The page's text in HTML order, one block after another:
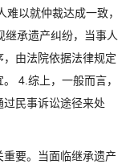
以就仲裁达成一致，
继承遗产纠纷，当事人
由法院依据法律规定
4.综上，一般而言，
民事诉讼途径来处
要。当面临继承遗产